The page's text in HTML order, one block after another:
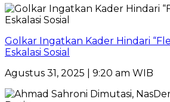
Golkar Ingatkan Kader Hindari
Eskalasi Sosial
Agustus 31, 2025 | 9:20 am WIB